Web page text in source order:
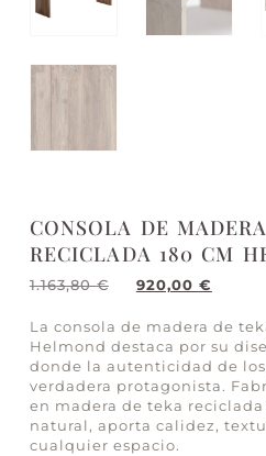
CONSOLA DE
RECICLADA 180 CM
1.163,80€ 920,00 €
La consola de madera de
Helmond destaca por su
donde la autenticidad de
verdadera protagonista.
en madera de teka
natural, aporta calidez,
cualquier espacio.